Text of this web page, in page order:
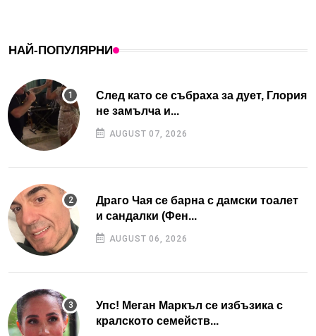
НАЙ-ПОПУЛЯРНИ
След като се събраха за дует, Глория
не замълча и...
AUGUST 07, 2026
Драго Чая се барна с дамски тоалет
и сандалки (Фен...
AUGUST 06, 2026
Упс! Меган Маркъл се избъзика с
кралското семейств...